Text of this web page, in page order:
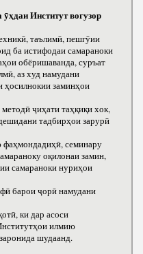
Институт вогузор
таълимӣ, пешгӯии
ба истифодаи самараноки
обёришаванда, суръат
аз худ намудани
ҳосилнокии заминҳои
ҷиҳати таҳқиқи хок,
тадбирҳои зарурӣ
фаҳмондадиҳӣ, семинару
оқилонаи замин,
самараноки нуриҳои
барои ҷорӣ намудани
ки дар асоси
илмию
шудаанд.